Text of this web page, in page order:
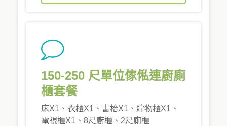
150-250 尺單位傢俬連廚廁
櫃套餐
床X1、衣櫃X1、書枱X1、貯物櫃X1、
電視櫃X1、8尺廚櫃、2尺廁櫃